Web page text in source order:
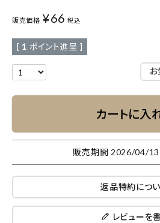
販売価格 ¥66 税込
[ 1 ポイント進呈 ]
お
カートに入
販売期間 2026/04/
返品特約につ
レビューを